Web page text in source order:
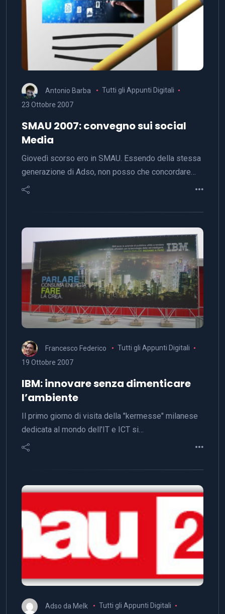
Antonio Barba
Tutti gli Appunti Digitali
23 Ottobre 2007
SMAU 2007: convegno sui social
Media
Giovedì scorso ero in SMAU. Essendo della stessa
generazione di Adso, non posso che concordare…
Francesco Federico
Tutti gli Appunti Digitali
19 Ottobre 2007
IBM: innovare senza dimenticare
l’ambiente
Il primo giorno di visita della "kermesse" milanese
dedicata al mondo dell'IT e ICT si…
Adso da Melk Tutti gli Appunti Digitali